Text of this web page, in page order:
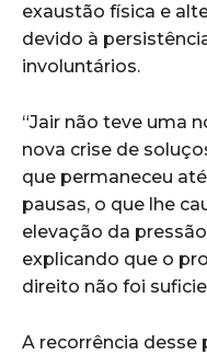
exaustão física e
devido à
involuntários.
“Jair não teve uma
nova crise de
que permaneceu
pausas, o que lhe
elevação da
explicando que o
direito não foi
A recorrência desse